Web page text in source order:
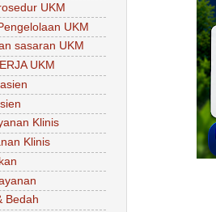
UKM
UKM
sasaran UKM
UKM
Klinis
Klinis
Bedah